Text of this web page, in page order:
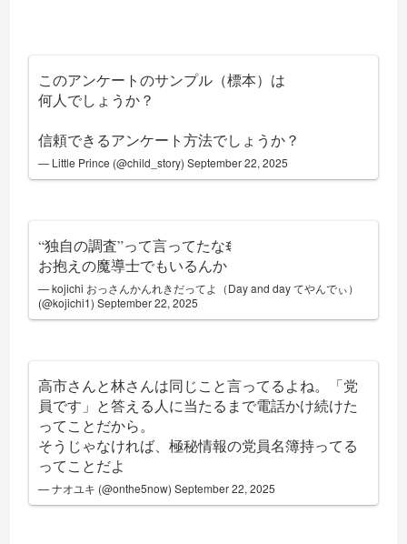
このアンケートのサンプル（標本）は
何人でしょうか？
信頼できるアンケート方法でしょうか？
— Little Prince (@child_story)September 22, 2025
“独自の調査”って言ってたなꉂ
お抱えの魔導士でもいるんか
— kojichi おっさんかんれきだってよ（Day and day てやんでぃ）
(@kojichi1)September 22, 2025
高市さんと林さんは同じこと言ってるよね。「党
員です」と答える人に当たるまで電話かけ続けた
ってことだから。
そうじゃなければ、極秘情報の党員名簿持ってる
ってことだよ
— ナオユキ (@onthe5now)September 22, 2025